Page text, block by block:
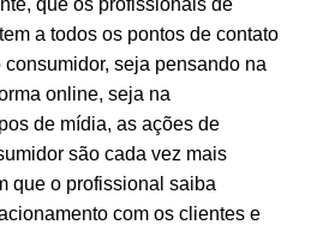
a todos os pontos de contato
seja pensando na
online, seja na
de mídia, as ações de
são cada vez mais
que o profissional saiba
com os clientes e